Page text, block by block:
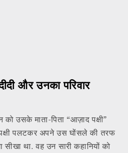
और उनका परिवार
उसके माता-पिता “आज़ाद पक्षी”
पलटकर अपने उस घोंसले की तरफ
था. वह उन सारी कहानियों को